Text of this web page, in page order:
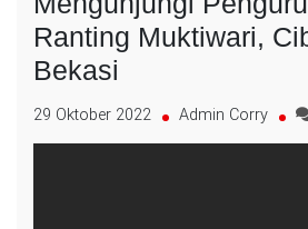
Ranting Muktiwari,
Bekasi
29 Oktober 2022 Admin Corry